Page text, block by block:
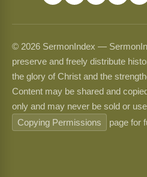
© 2026 SermonIndex —
preserve and freely distribute
the glory of Christ and the
Content may be shared and
only and may never be sold or
Copying Permissions
page for